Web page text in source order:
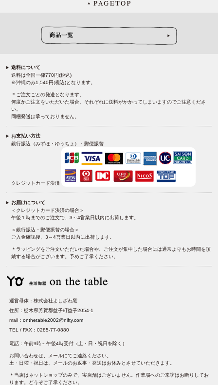
送料について
送料は全国一律770円(税込)
※沖縄のみ1,540円(税込)となります。
＊ご注文ごとの発送となります。
何度かご注文をいただいた場合、それぞれに送料がかかってしまいますのでご注意くださ
い。
同梱発送は承っておりません。
お支払い方法
銀行振込（みずほ・ゆうちょ）・郵便振替
クレジットカード決済
お届けについて
＜クレジットカード決済の場合＞
午後１時までのご注文で、3～4営業日以内に出荷します。
＜銀行振込・郵便振替の場合＞
ご入金確認後、3～4営業日以内に出荷します。
＊ラッピングをご注文いただいた場合や、ご注文が集中した場合には通常よりもお時間を頂
戴する場合がございます。予めご了承ください。
運営母体：株式会社よしざわ窯
住所：栃木県芳賀郡益子町益子2054-1
mail：onthetable2002@nifty.com
TEL / FAX：0285-77-0880
電話：午前9時～午後4時受付（土・日・祝日を除く）
お問い合わせは、メールにてご連絡ください。
土・日曜・祝日は、メールのお返事・発送はお休みとさせていただきます。
＊当店はネットショップのみで、実店舗はございません。作業場へのご来訪はお断りしてお
ります。どうぞご了承ください。